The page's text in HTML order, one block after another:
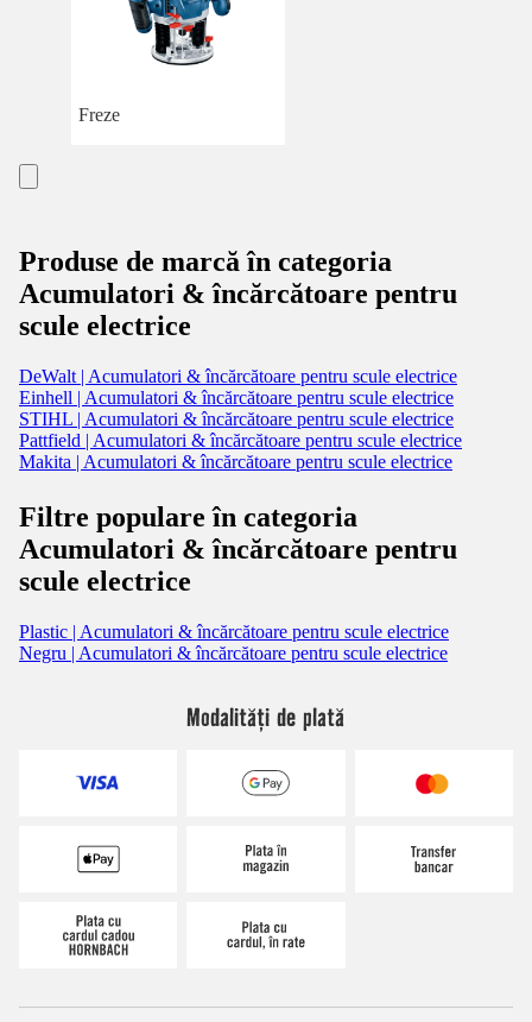
Freze
Produse de marcă în categoria
Acumulatori & încărcătoare pentru
scule electrice
DeWalt | Acumulatori & încărcătoare pentru scule electrice
Einhell | Acumulatori & încărcătoare pentru scule electrice
STIHL | Acumulatori & încărcătoare pentru scule electrice
Pattfield | Acumulatori & încărcătoare pentru scule electrice
Makita | Acumulatori & încărcătoare pentru scule electrice
Filtre populare în categoria
Acumulatori & încărcătoare pentru
scule electrice
Plastic | Acumulatori & încărcătoare pentru scule electrice
Negru | Acumulatori & încărcătoare pentru scule electrice
Modalități de plată